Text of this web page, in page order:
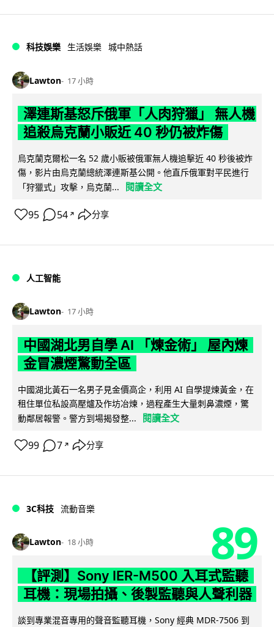
科技娛樂 生活娛樂 城中熱話
Lawton 17 小時
澤連斯基怒斥俄軍「人肉狩獵」 無人機
追殺烏克蘭小販近 40 秒仍被炸傷
烏克蘭克爾松一名 52 歲小販被俄軍無人機追擊近 40 秒後被炸
傷，影片由烏克蘭總統澤連斯基公開。他直斥俄軍對平民進行
「狩獵式」攻擊，烏克蘭...
閱讀全文
95 54 ↗ 分享
人工智能
Lawton 17 小時
中國湖北男自學 AI 「煉金術」 屋內煉
金冒濃煙驚動全區
中國湖北黃石一名男子見金價高企，利用 AI 自學提煉黃金，在
租住單位私設高壓爐及作坊冶煉，過程產生大量刺鼻濃煙，驚
動鄰居報警。警方到場揭發整...
閱讀全文
99 7 ↗ 分享
3C科技 流動音樂
Lawton 18 小時 89
【評測】Sony IER-M500 入耳式監聽
耳機：現場拍攝、後製監聽與人聲利器
談到專業混音專用的聲音監聽耳機，Sony 經典 MDR-7506 到